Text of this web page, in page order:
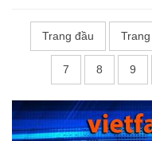
Trang đầu
7 8 9